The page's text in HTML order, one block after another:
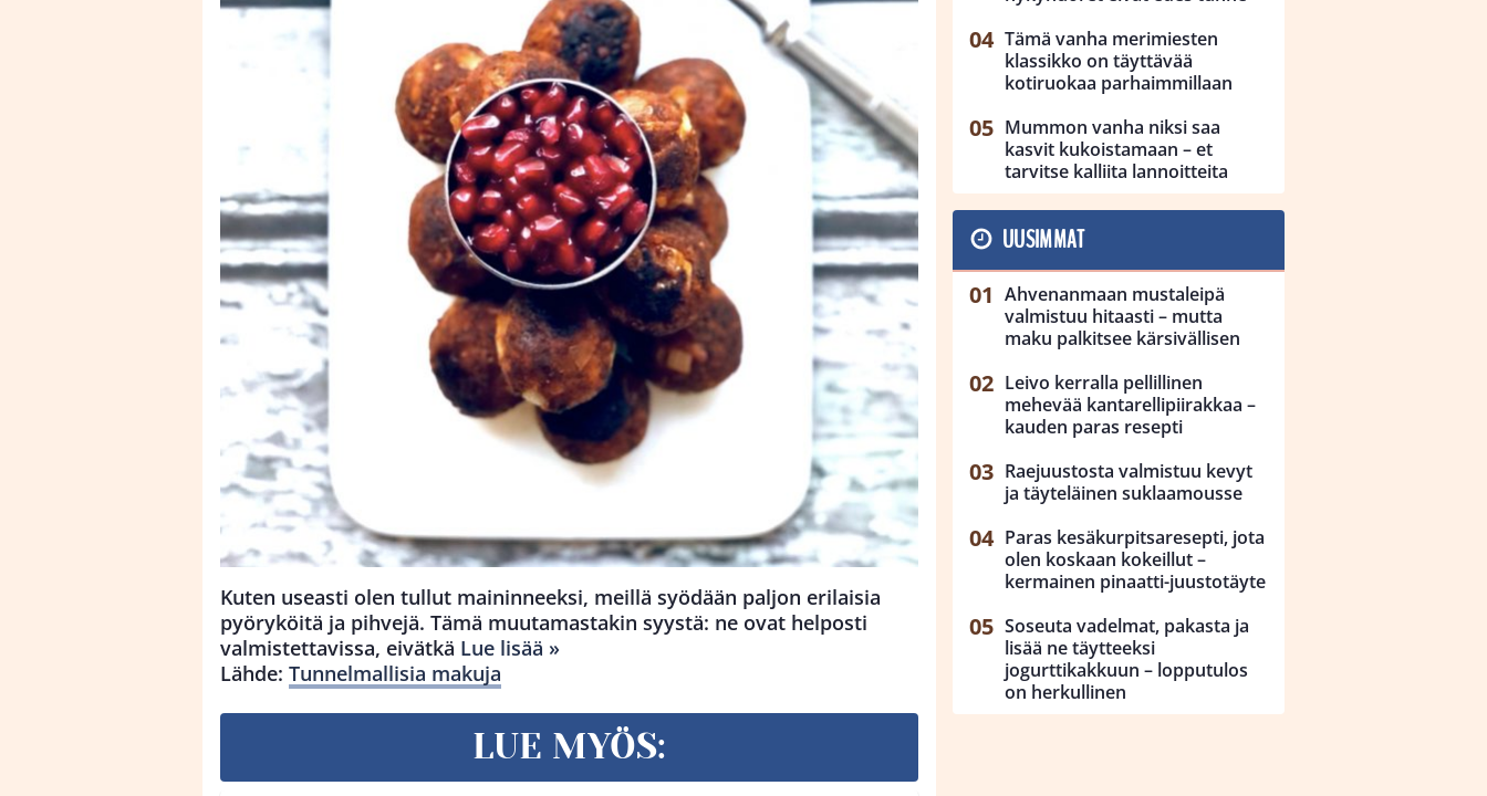
Kuten useasti olen tullut maininneeksi, meillä syödään paljon erilaisia
pyöryköitä ja pihvejä. Tämä muutamastakin syystä: ne ovat helposti
valmistettavissa, eivätkä Lue lisää »
Lähde: Tunnelmallisia makuja
LUE MYÖS:
Tämä vanha merimiesten
klassikko on täyttävää
kotiruokaa parhaimmillaan
Mummon vanha niksi saa
kasvit kukoistamaan – et
tarvitse kalliita lannoitteita
UUSIMMAT
Ahvenanmaan mustaleipä
valmistuu hitaasti – mutta
maku palkitsee kärsivällisen
Leivo kerralla pellillinen
mehevää kantarellipiirakkaa –
kauden paras resepti
Raejuustosta valmistuu kevyt
ja täyteläinen suklaamousse
Paras kesäkurpitsaresepti, jota
olen koskaan kokeillut –
kermainen pinaatti-juustotäyte
Soseuta vadelmat, pakasta ja
lisää ne täytteeksi
jogurttikakkuun – lopputulos
on herkullinen